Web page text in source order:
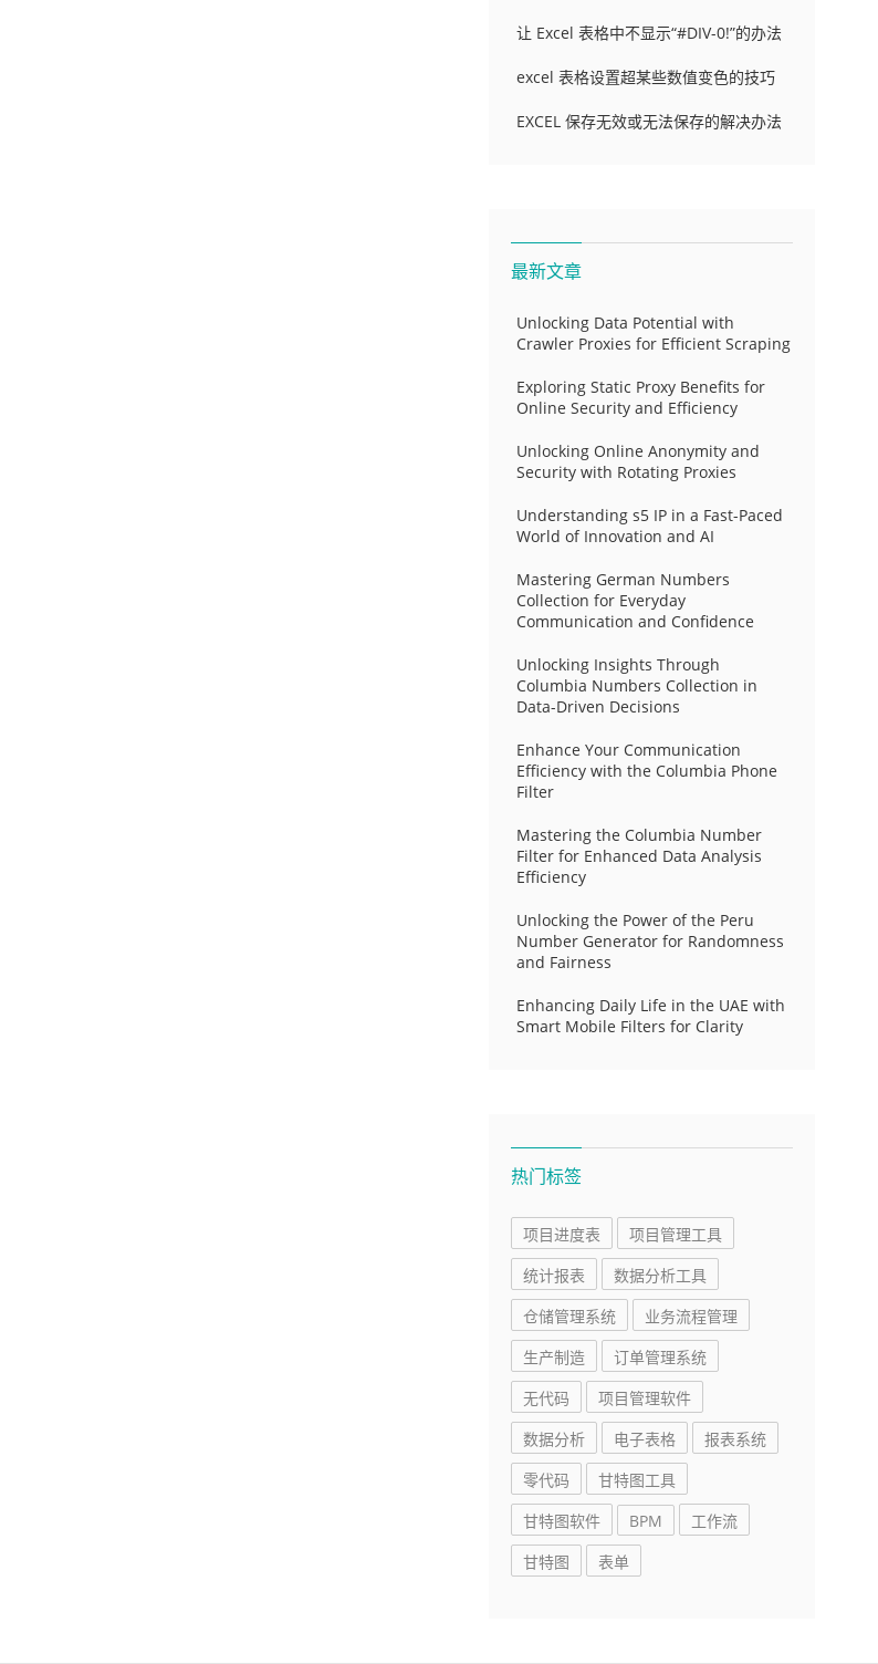
让 Excel 表格中不显示“#DIV-0!”的办法
excel 表格设置超某些数值变色的技巧
EXCEL 保存无效或无法保存的解决办法
最新文章
Unlocking Data Potential with
Crawler Proxies for Efficient Scraping
Exploring Static Proxy Benefits for
Online Security and Efficiency
Unlocking Online Anonymity and
Security with Rotating Proxies
Understanding s5 IP in a Fast-Paced
World of Innovation and AI
Mastering German Numbers
Collection for Everyday
Communication and Confidence
Unlocking Insights Through
Columbia Numbers Collection in
Data-Driven Decisions
Enhance Your Communication
Efficiency with the Columbia Phone
Filter
Mastering the Columbia Number
Filter for Enhanced Data Analysis
Efficiency
Unlocking the Power of the Peru
Number Generator for Randomness
and Fairness
Enhancing Daily Life in the UAE with
Smart Mobile Filters for Clarity
热门标签
项目进度表
项目管理工具
统计报表
数据分析工具
仓储管理系统
业务流程管理
生产制造
订单管理系统
无代码
项目管理软件
数据分析
电子表格
报表系统
零代码
甘特图工具
甘特图软件
BPM
工作流
甘特图
表单